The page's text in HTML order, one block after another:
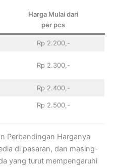
Harga Mulai dari
per pcs
Rp 2.200,-
Rp 2.300,-
Rp 2.400,-
Rp 2.500,-
Perbandingan Harganya
di pasaran, dan masing-
yang turut mempengaruhi